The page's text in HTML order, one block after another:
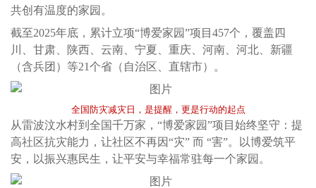
共创有温度的家园。
截至2025年底，累计立项“博爱家园”项目457个，覆盖四
川、甘肃、陕西、云南、宁夏、重庆、河南、河北、新疆
（含兵团）等21个省（自治区、直辖市）。
全国防灾减灾日，是提醒，更是行动的起点
从雷波汶水村到全国千万家，“博爱家园”项目始终坚守：提
高社区抗灾能力，让社区不再因“灾” 而 “害”。以博爱筑平
安，以振兴惠民生，让平安与幸福常驻每一个家园。